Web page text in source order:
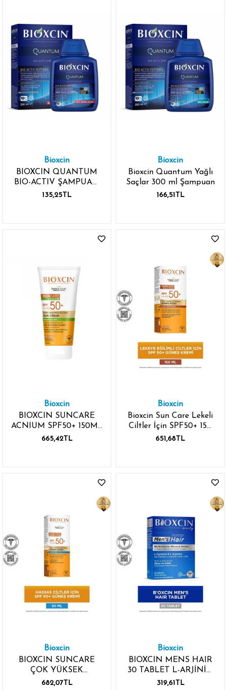
Bioxcin
BIOXCIN QUANTUM
BIO-ACTIV ŞAMPUAN
300ML KURU
135,25TL
Bioxcin
Bioxcin Quantum Yağlı
Saçlar 300 ml Şampuan
166,51TL
Bioxcin
BIOXCIN SUNCARE
ACNIUM SPF50+ 150ML
ÇOK YÜKSEK
665,42TL
Bioxcin
Bioxcin Sun Care Lekeli
Ciltler İçin SPF50+ 150
ml Güneş Kremi
651,68TL
Bioxcin
BIOXCIN SUNCARE
ÇOK YÜKSEK
KORUMALI GÜNEŞ
682,07TL
Bioxcin
BIOXCIN MENS HAIR
30 TABLET L-ARJİNİN
L-SİSTEİN L-KARNİTİN
319,61TL